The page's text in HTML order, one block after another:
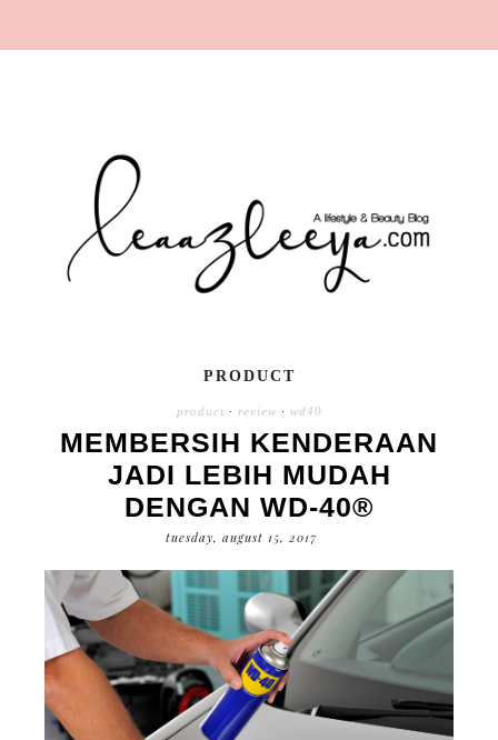
PRODUCT
product · review · wd40
MEMBERSIH KENDERAAN
JADI LEBIH MUDAH
DENGAN WD-40®
tuesday, august 15, 2017